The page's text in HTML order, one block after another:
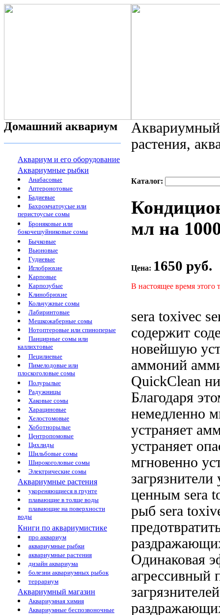
Домашний аквариум
Аквариум и его оборудование
Аквариумные рыбки
Анабасовые
Аптеронотовые
Бадиевые
Бахромчатоусые или
перистоусые сомы
Броняковые или
бокочешуйниковые сомы
Бычковые
Вьюновые
Гудиевые
Иглобрюхие
Карповые
Карпозубые
Клинобрюхие
Кольчужные сомы
Лабиринтовые
Мешкожаберные сомы
Нотоптеровые или спиноперые
Панцирные сомы или
каллихтовые
Пецилиевые
Пимелодовые или
плоскоголовые сомы
Полурылые
Радужницы
Хаковые сомы
Харациновые
Хелостомовые
Хоботнорылые
Центропомовые
Цихлиды
Шильбовые сомы
Широкоголовые сомы
Электрические сомы
Аквариумные растения
укореняющиеся в грунте
плавающие в толще воды
плавающие на поверхности
воды
Книги по аквариумистике
про аквариум
аквариумные рыбки
аквариумные растения
дизайн аквариума
болезни аквариумных рыбок
террариум
Аквариумный магазин
Аквариумная химия
Аквариумные беспозвоночные
растения,
Каталог:
мл на
Цена: 1650 руб.
В настоящее время этого
sera toxivec
содержит
новейшую
аммоний
QuickClean
Благодаря
немедленно
устраняет
устраняет
мгновенно
ценным sera
рыб sera
Одинаковая
агрессивный